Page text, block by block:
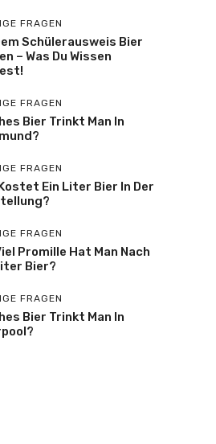
FRAGEN
Schülerausweis Bier
– Was Du Wissen
FRAGEN
Bier Trinkt Man In
FRAGEN
Ein Liter Bier In Der
FRAGEN
Promille Hat Man Nach
Bier?
FRAGEN
Bier Trinkt Man In